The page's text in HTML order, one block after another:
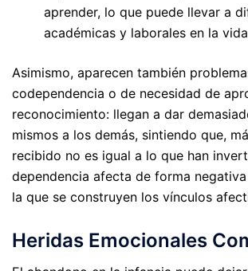
aprender, lo que puede llevar a
académicas y laborales en la
Asimismo, aparecen también
codependencia o de necesidad de
reconocimiento: llegan a dar
mismos a los demás, sintiendo que,
recibido no es igual a lo que han
dependencia afecta de forma
la que se construyen los vínculos
Heridas Emocionales